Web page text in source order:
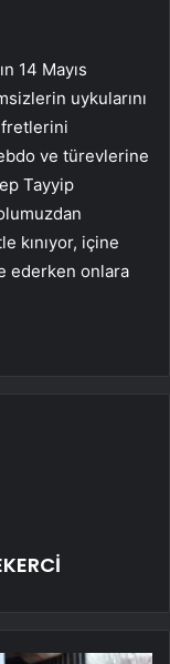
14 Mayıs
uykularını
ve türevlerine
Tayyip
kınıyor, içine
ederken onlara